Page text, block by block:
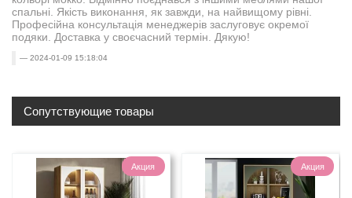
спальні. Якість виконання, як завжди, на найвищому рівні.
Професійна консультація менеджерів заслуговує окремої
подяки. Доставка у своєчасний термін. Дякую!
2024-01-09 15:18:04
Сопутствующие товары
Акция Акция